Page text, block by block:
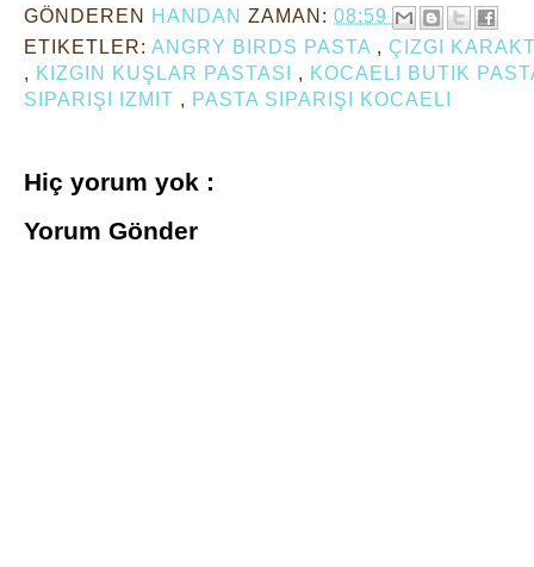
GÖNDEREN HANDAN ZAMAN: 08:59
ETIKETLER: ANGRY BIRDS PASTA , ÇIZGI
, KIZGIN KUŞLAR PASTASI , KOCAELI BUTIK
SIPARIŞI IZMIT , PASTA SIPARIŞI KOCAELI
Hiç yorum yok :
Yorum Gönder